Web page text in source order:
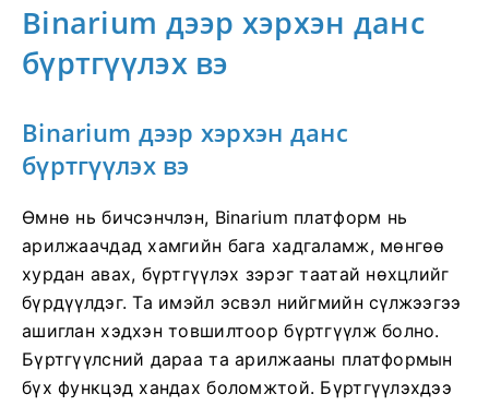
Binarium дээр хэрхэн данс
бүртгүүлэх вэ
Binarium дээр хэрхэн данс
бүртгүүлэх вэ
Өмнө нь бичсэнчлэн, Binarium платформ нь
арилжаачдад хамгийн бага хадгаламж, мөнгөө
хурдан авах, бүртгүүлэх зэрэг таатай нөхцлийг
бүрдүүлдэг. Та имэйл эсвэл нийгмийн сүлжээгээ
ашиглан хэдхэн товшилтоор бүртгүүлж болно.
Бүртгүүлсний дараа та арилжааны платформын
бүх функцэд хандах боломжтой. Бүртгүүлэхдээ